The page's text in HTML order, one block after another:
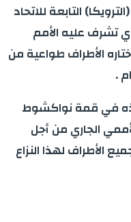
التابعة للاتحاد
تشرف عليه الأمم
الأطراف طواعية من
.
الذي تم اتخاذه في قمة نواكشوط
الجاري من أجل
الأطراف لهذا النزاع